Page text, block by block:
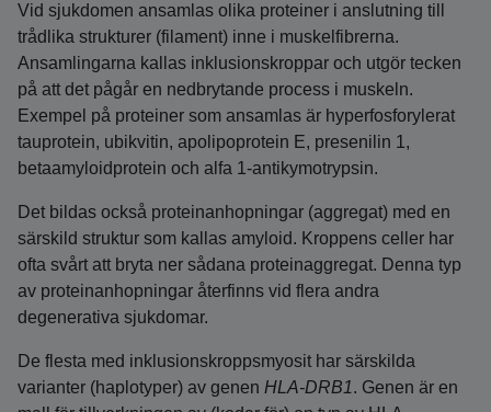
Vid sjukdomen ansamlas olika proteiner i anslutning till
trådlika strukturer (filament) inne i muskelfibrerna.
Ansamlingarna kallas inklusionskroppar och utgör tecken
på att det pågår en nedbrytande process i muskeln.
Exempel på proteiner som ansamlas är hyperfosforylerat
tauprotein, ubikvitin, apolipoprotein E, presenilin 1,
betaamyloidprotein och alfa 1-antikymotrypsin.
Det bildas också proteinanhopningar (aggregat) med en
särskild struktur som kallas amyloid. Kroppens celler har
ofta svårt att bryta ner sådana proteinaggregat. Denna typ
av proteinanhopningar återfinns vid flera andra
degenerativa sjukdomar.
De flesta med inklusionskroppsmyosit har särskilda
varianter (haplotyper) av genen HLA-DRB1. Genen är en